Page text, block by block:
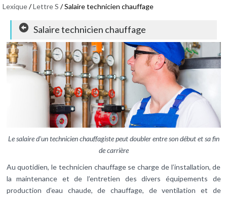
Lexique/Lettre S / Salaire technicien chauffage
Salaire technicien chauffage
Le salaire d'un technicien chauffagiste peut doubler entre son début et sa fin
de carrière
Au quotidien, le technicien chauffage se charge de l’installation, de
la maintenance et de l’entretien des divers équipements de
production d’eau chaude, de chauffage, de ventilation et de